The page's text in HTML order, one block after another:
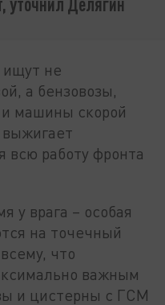
ищут не
а бензовозы,
машины скорой
всю работу фронта
у врага – особая
на точечный
что
важным
и цистерны с ГСМ